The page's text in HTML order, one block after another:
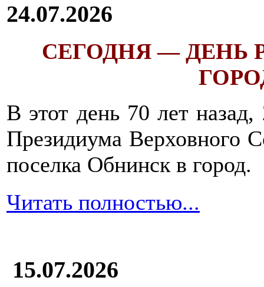
24.07.2026
СЕГОДНЯ — ДЕНЬ
В этот день 70 лет
Президиума Верховного
поселка Обнинск в город.
Читать полностью...
15.07.2026